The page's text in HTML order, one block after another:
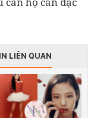
LIÊN QUAN